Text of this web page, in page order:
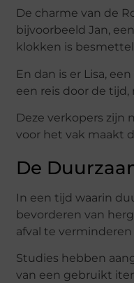
De charme van de
bijvoorbeeld Jan,
klokken is
En dan is er Lisa,
een reis door de
Deze verkopers zijn
voor het vak maakt
De
In een tijd waarin
bevorderen van
afval te
Studies hebben
van een gebruikt